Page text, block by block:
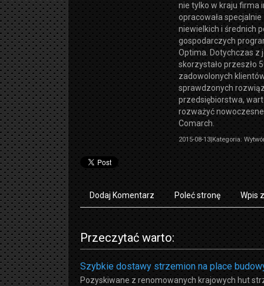
nie tylko w kraju firma
opracowała
niewielkich i średnich
gospodarczych
Optima. Dotychczas z
skorzystało przeszło
zadowolonych
sprawdzonych
przedsiębiorstwa,
rozważyć
Comarch.
2015-08-13 Kategoria:
Dodaj Komentarz Poleć stronę Wpis
Przeczytać warto:
Szybkie dostawy strzemion na place
Pozyskiwane z renomowanych krajowych hut